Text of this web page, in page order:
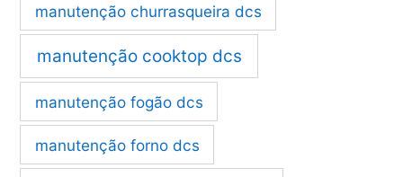
manutenção churrasqueira dcs
manutenção cooktop dcs
manutenção fogão dcs
manutenção forno dcs